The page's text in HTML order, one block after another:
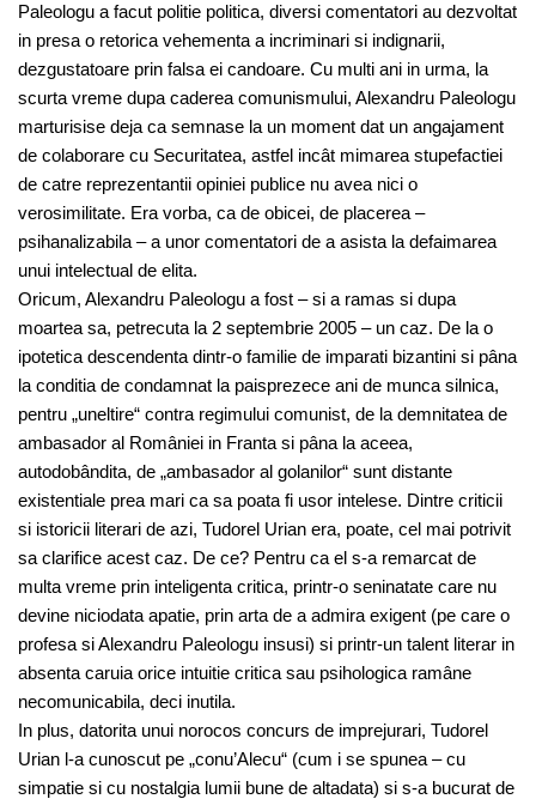
Paleologu a facut politie politica, diversi comentatori au dezvoltat
in presa o retorica vehementa a incriminari si indignarii,
dezgustatoare prin falsa ei candoare. Cu multi ani in urma, la
scurta vreme dupa caderea comunismului, Alexandru Paleologu
marturisise deja ca semnase la un moment dat un angajament
de colaborare cu Securitatea, astfel incât mimarea stupefactiei
de catre reprezentantii opiniei publice nu avea nici o
verosimilitate. Era vorba, ca de obicei, de placerea –
psihanalizabila – a unor comentatori de a asista la defaimarea
unui intelectual de elita.
Oricum, Alexandru Paleologu a fost – si a ramas si dupa
moartea sa, petrecuta la 2 septembrie 2005 – un caz. De la o
ipotetica descendenta dintr-o familie de imparati bizantini si pâna
la conditia de condamnat la paisprezece ani de munca silnica,
pentru „uneltire“ contra regimului comunist, de la demnitatea de
ambasador al României in Franta si pâna la aceea,
autodobândita, de „ambasador al golanilor“ sunt distante
existentiale prea mari ca sa poata fi usor intelese. Dintre criticii
si istoricii literari de azi, Tudorel Urian era, poate, cel mai potrivit
sa clarifice acest caz. De ce? Pentru ca el s-a remarcat de
multa vreme prin inteligenta critica, printr-o seninatate care nu
devine niciodata apatie, prin arta de a admira exigent (pe care o
profesa si Alexandru Paleologu insusi) si printr-un talent literar in
absenta caruia orice intuitie critica sau psihologica ramâne
necomunicabila, deci inutila.
In plus, datorita unui norocos concurs de imprejurari, Tudorel
Urian l-a cunoscut pe „conu’Alecu“ (cum i se spunea – cu
simpatie si cu nostalgia lumii bune de altadata) si s-a bucurat de